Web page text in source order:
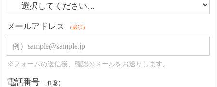
メールアドレス （必須）
※フォームの送信後、確認のメールをお送りします。
電話番号 （任意）